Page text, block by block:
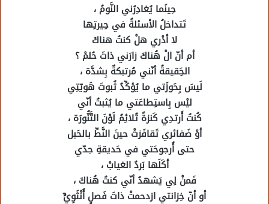
حِينَما يُغادِرُني النَّومُ ،
تَتداخلُ الأسئلةُ في حِيرتِها
لا أدْري هلْ كنتُ هناكَ
أم أنّ الْ هُناكَ زارَني ذاتَ حُلمْ ؟
الحَِقيقةُ أنّني مُرتبكةٌ بِشدَّة ،
لَيسَ بِحَوزَتي ما يُؤكِّدُ ثُبوتَ هَويّتِي
ليْس بِاستِطاعَتي ما يُثبتُ أنّي
كُنتُ أَرتدِي كَنزةً تُلائِمُ لَوْنَ التَّنُّورَة ،
أوْ ضَفائري تَقافَزتْ حينَ النَّطِّ بالحَبل
حتى أُرجوحَتي في حَديقةِ جدّي
أكَلَها بَردُ الغيابْ ،
فَمنْ لِي يَشهدُ أنّي كنتُ هُناكَ ،
أو أنّ خِزانتي ازدحمتْ ذاتَ فَصلٍ أُنْثَوِيٍّ